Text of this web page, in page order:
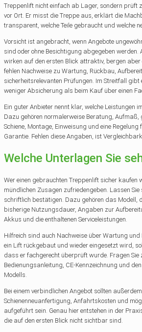
Treppenlift nicht einfach ab Lager, sondern prüft
vor Ort. Er misst die Treppe aus, erklärt die
transparent, welche Teile gebraucht und welche
Vorsicht ist angebracht, wenn Angebote
sind oder ohne Besichtigung abgegeben werden.
wirken auf den ersten Blick attraktiv, bergen aber
fehlen Nachweise zu Wartung, Rückbau,
sicherheitsrelevanten Prüfungen. Im Streitfall gibt
weniger Absicherung als beim Kauf über einen
Ein guter Anbieter nennt klar, welche Leistungen
Dazu gehören normalerweise Beratung, Aufmaß,
Schiene, Montage, Einweisung und eine
Garantie. Fehlen diese Angaben, ist
Welche Unterlagen Sie
Wer einen gebrauchten Treppenlift sicher kaufen
mündlichen Zusagen zufriedengeben. Lassen
schriftlich bestätigen. Dazu gehören das Modell,
bisherige Nutzungsdauer, Angaben zur
Akkus und die enthaltenen Serviceleistungen.
Hilfreich sind auch Nachweise über Wartung
ein Lift rückgebaut und wieder eingesetzt wird,
dass er fachgerecht überprüft wurde. Fragen Sie
Bedienungsanleitung, CE-Kennzeichnung und
Modells.
Bei einem verbindlichen Angebot sollten
Schienenneuanfertigung, Anfahrtskosten und
aufgeführt sein. Genau hier entstehen in der
die auf den ersten Blick nicht sichtbar sind.